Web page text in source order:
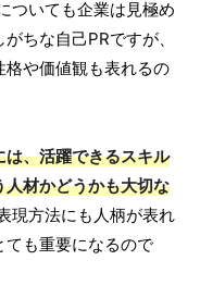
ついても企業は見極め
ちな自己PRですが、
や価値観も表れるの
、活躍できるスキル
材かどうかも大切な
現方法にも人柄が表れ
ても重要になるので